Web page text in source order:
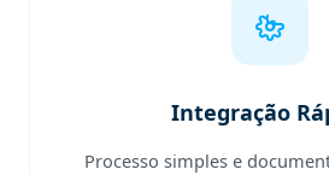
Integração
Processo simples e